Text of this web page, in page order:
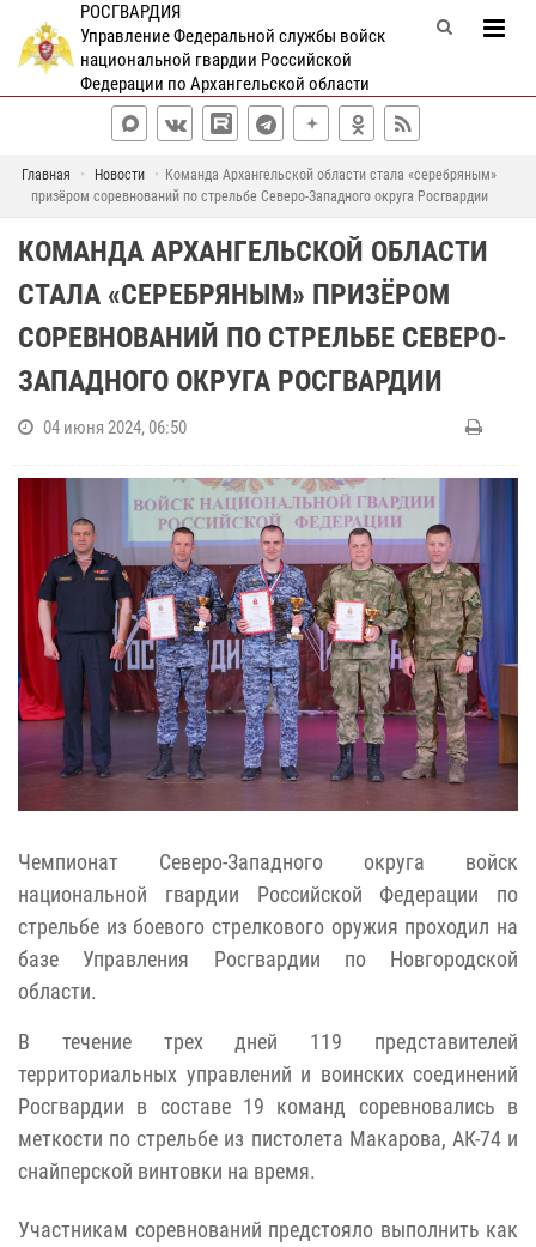
РОСГВАРДИЯ
Управление Федеральной службы войск
национальной гвардии Российской
Федерации по Архангельской области
Главная Новости
Команда Архангельской области стала «серебряным»
призёром соревнований по стрельбе Северо-Западного округа Росгвардии
КОМАНДА АРХАНГЕЛЬСКОЙ ОБЛАСТИ
СТАЛА «СЕРЕБРЯНЫМ» ПРИЗЁРОМ
СОРЕВНОВАНИЙ ПО СТРЕЛЬБЕ СЕВЕРО-
ЗАПАДНОГО ОКРУГА РОСГВАРДИИ
04 июня 2024, 06:50
Чемпионат Северо-Западного округа войск
национальной гвардии Российской Федерации по
стрельбе из боевого стрелкового оружия проходил на
базе Управления Росгвардии по Новгородской
области.
В течение трех дней 119 представителей
территориальных управлений и воинских соединений
Росгвардии в составе 19 команд соревновались в
меткости по стрельбе из пистолета Макарова, АК-74 и
снайперской винтовки на время.
Участникам соревнований предстояло выполнить как